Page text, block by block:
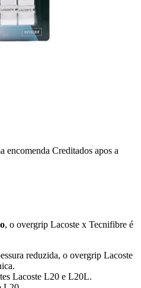
encomenda Creditados apos a
, o overgrip Lacoste x Tecnifibre é
reduzida, o overgrip Lacoste
Lacoste L20 e L20L.